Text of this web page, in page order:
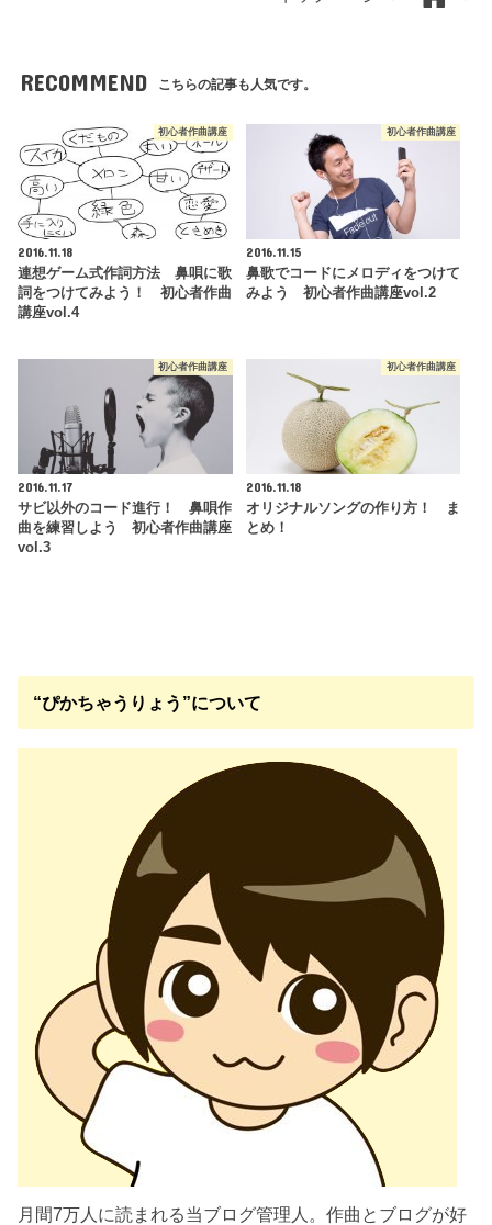
RECOMMEND こちらの記事も人気です。
初心者作曲講座
2016.11.18
連想ゲーム式作詞方法 鼻唄に歌
詞をつけてみよう！ 初心者作曲
講座vol.4
初心者作曲講座
2016.11.15
鼻歌でコードにメロディをつけて
みよう 初心者作曲講座vol.2
初心者作曲講座
2016.11.17
サビ以外のコード進行！ 鼻唄作
曲を練習しよう 初心者作曲講座
vol.3
初心者作曲講座
2016.11.18
オリジナルソングの作り方！ ま
とめ！
“ぴかちゃうりょう”について
月間7万人に読まれる当ブログ管理人。作曲とブログが好